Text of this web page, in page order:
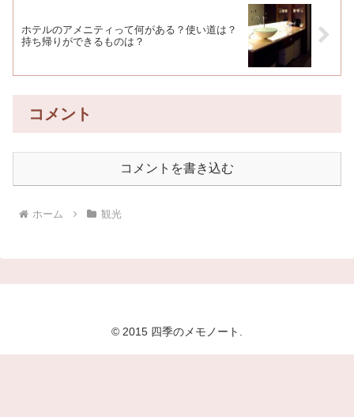
ホテルのアメニティって何がある？使い道は？
持ち帰りができるものは？
コメント
コメントを書き込む
ホーム 観光
© 2015 四季のメモノート.